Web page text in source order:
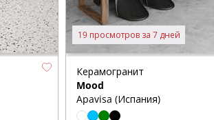
19 просмотров за 7 дней
Керамогранит
Mood
Apavisa (Испания)